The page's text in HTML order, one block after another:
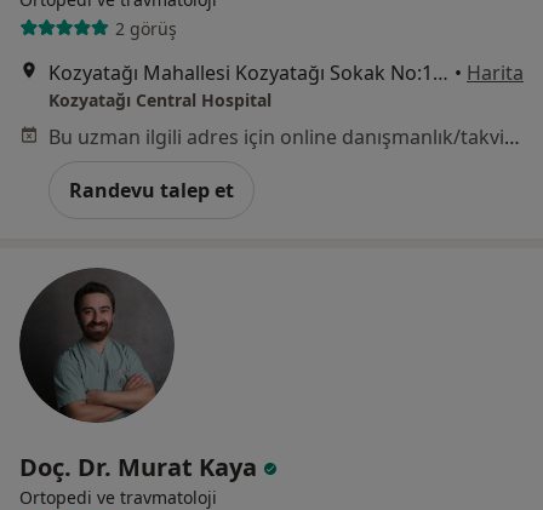
2 görüş
Kozyatağı Mahallesi Kozyatağı Sokak No:19, Kadıköy • Harita
Kozyatağı Central Hospital
Bu uzman ilgili adres için online danışmanlık/takvim sunmuyor.
Randevu talep et
Doç. Dr. Murat Kaya
Ortopedi ve travmatoloji